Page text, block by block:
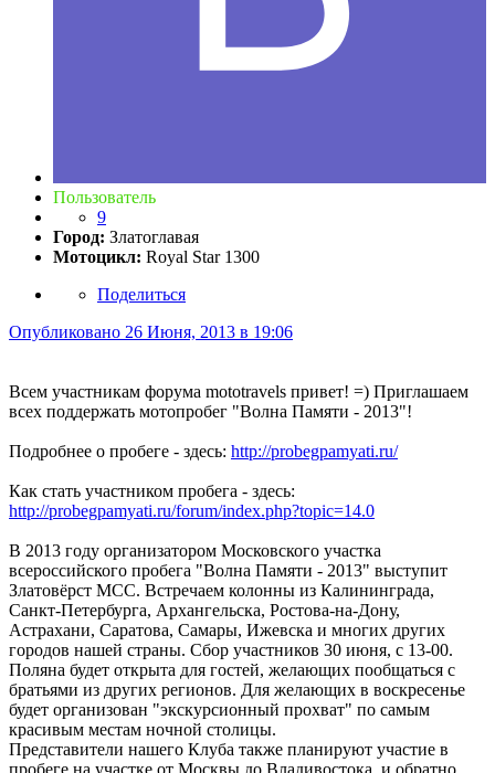
Пользователь
9
Город: Златоглавая
Мотоцикл: Royal Star 1300
Поделиться
Опубликовано 26 Июня, 2013 в 19:06
Всем участникам форума mototravels привет! =) Приглашаем
всех поддержать мотопробег "Волна Памяти - 2013"!
Подробнее о пробеге - здесь: http://probegpamyati.ru/
Как стать участником пробега - здесь:
http://probegpamyati.ru/forum/index.php?topic=14.0
В 2013 году организатором Московского участка
всероссийского пробега "Волна Памяти - 2013" выступит
Златовёрст МСС. Встречаем колонны из Калининграда,
Санкт-Петербурга, Архангельска, Ростова-на-Дону,
Астрахани, Саратова, Самары, Ижевска и многих других
городов нашей страны. Сбор участников 30 июня, с 13-00.
Поляна будет открыта для гостей, желающих пообщаться с
братьями из других регионов. Для желающих в воскресенье
будет организован "экскурсионный прохват" по самым
красивым местам ночной столицы.
Представители нашего Клуба также планируют участие в
пробеге на участке от Москвы до Владивостока, и обратно.